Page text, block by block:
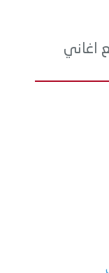
اغاني